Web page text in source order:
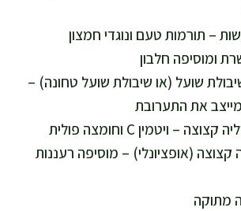
שועל (או שיבולת שועל טחונה) –
את התערובת
קצוצה (אופציונלי) – מוסיפה רעננות